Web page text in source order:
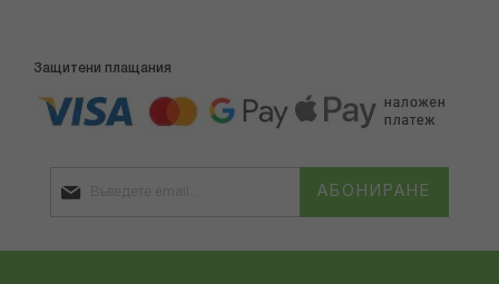
Защитени плащания
АБОНИРАНЕ